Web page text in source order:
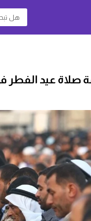
صلاة عيد